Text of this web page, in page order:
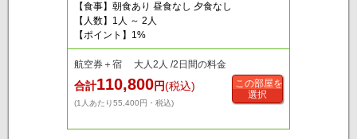
【食事】朝食あり 昼食なし 夕食なし
【人数】1人 ～ 2人
【ポイント】1%
航空券＋宿 大人2人 /2日間の料金
合計110,800円(税込)
(1人あたり55,400円・税込)
この部屋を
選択